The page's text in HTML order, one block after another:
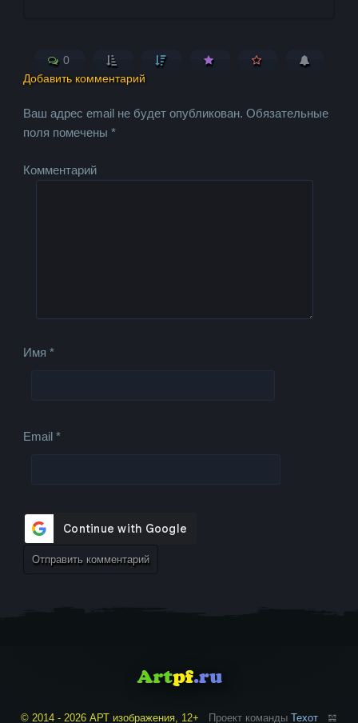
0
Добавить комментарий
Ваш адрес email не будет опубликован. Обязательные
поля помечены*
Комментарий
Имя*
Email*
© 2014 - 2026 АРТ изображения, 12+ Проект команды Техот 𝌴